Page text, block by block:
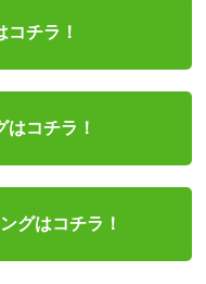
コチラ！
コチラ！
グはコチラ！